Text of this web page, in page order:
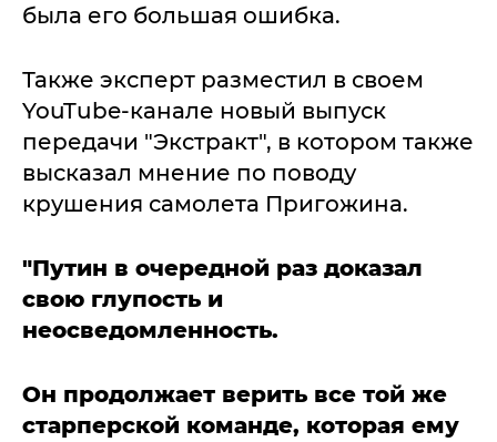
была его большая ошибка.
Также эксперт разместил в своем
YouTube-канале новый выпуск
передачи "Экстракт", в котором также
высказал мнение по поводу
крушения самолета Пригожина.
"Путин в очередной раз доказал
свою глупость и
неосведомленность.
Он продолжает верить все той же
старперской команде, которая ему